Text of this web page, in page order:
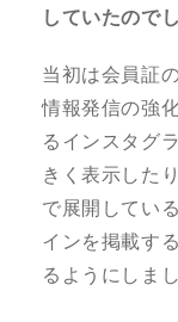
していたので
当初は会員証
情報発信の強
るインスタグ
きく表示した
で展開してい
インを掲載す
るようにしまし